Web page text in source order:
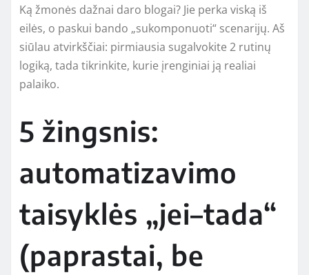
Ką žmonės dažnai daro blogai? Jie perka viską iš
eilės, o paskui bando „sukomponuoti“ scenarijų. Aš
siūlau atvirkščiai: pirmiausia sugalvokite 2 rutinų
logiką, tada tikrinkite, kurie įrenginiai ją realiai
palaiko.
5 žingsnis:
automatizavimo
taisyklės „jei–tada“
(paprastai, be